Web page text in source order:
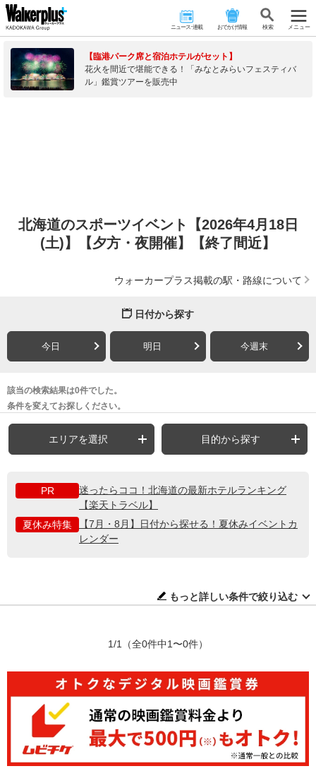
ニュース･連載 おでかけ情報 検 索 メニュー
【臨港パーク席と宿泊ホテルがセット】
花火を間近で堪能できる！「みなとみらいフェスティバ
ル」鑑賞ツアーを販売中
北海道のスポーツイベント【2026年4月18日
(土)】【夕方・夜開催】【終了間近】
ウォーカープラス掲載の駅・路線について
日付から探す
今日 明日 今週末
該当の検索結果は0件でした。
条件を変えてお探しください。
エリアを選択 目的から探す
PR
迷ったらココ！北海道の最新ホテルランキング
【楽天トラベル】
夏休み特集
【7月・8月】日付から探せる！夏休みイベントカ
レンダー
もっと詳しい条件で絞り込む
1/1 （全0件中1〜0件）